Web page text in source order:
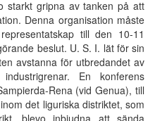
starkt gripna av tanken på att
Denna organisation måste
till den 10-11
beslut. U. S. I. lät för sin
avstanna för utbredandet av
En konferens
Rena (vid Genua), till
det liguriska distriktet, som
blevo inbjudna att sända